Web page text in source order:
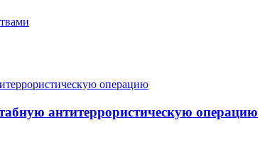
антитеррористическую операцию